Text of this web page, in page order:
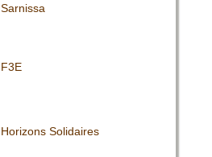
Sarnissa
F3E
Horizons Solidaires